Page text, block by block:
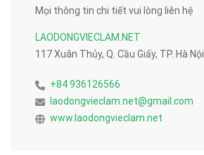
Mọi thông tin chi tiết vui lòng liên hệ
LAODONGVIECLAM.NET
117 Xuân Thủy, Q. Cầu Giấy, TP. Hà Nội
+84 936126566
laodongvieclam.net@gmail.com
www.laodongvieclam.net